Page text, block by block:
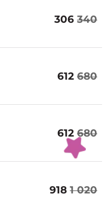
306 340
612 680
612 680
918 1 020